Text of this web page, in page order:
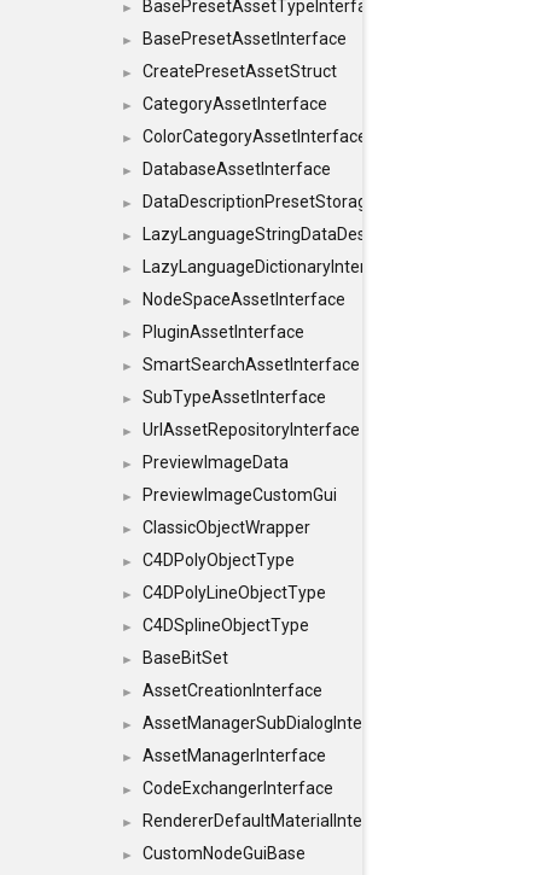
► BasePresetAssetTypeInterface
► BasePresetAssetInterface
► CreatePresetAssetStruct
► CategoryAssetInterface
► ColorCategoryAssetInterface
► DatabaseAssetInterface
► DataDescriptionPresetStorageInterface
►
► LazyLanguageDictionaryInterface
► NodeSpaceAssetInterface
► PluginAssetInterface
► SmartSearchAssetInterface
► SubTypeAssetInterface
► UrlAssetRepositoryInterface
► PreviewImageData
► PreviewImageCustomGui
► ClassicObjectWrapper
► C4DPolyObjectType
► C4DPolyLineObjectType
► C4DSplineObjectType
► BaseBitSet
► AssetCreationInterface
► AssetManagerSubDialogInterface
► AssetManagerInterface
► CodeExchangerInterface
► RendererDefaultMaterialInterface
► CustomNodeGuiBase